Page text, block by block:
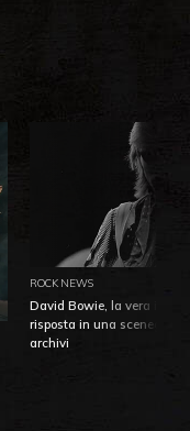
ROCK NEWS
David Bowie, la vera
risposta in una
archivi